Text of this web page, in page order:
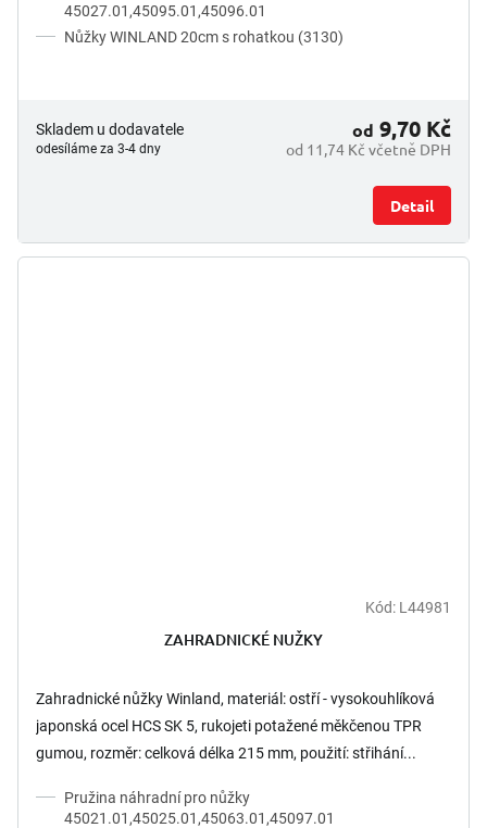
45027.01,45095.01,45096.01
Nůžky WINLAND 20cm s rohatkou (3130)
Skladem u dodavatele
odesíláme za 3-4 dny od 11,74 Kč včetně DPH
od 9,70 Kč
Detail
Kód: L44981
ZAHRADNICKÉ NUŽKY
Zahradnické nůžky Winland, materiál: ostří - vysokouhlíková
japonská ocel HCS SK 5, rukojeti potažené měkčenou TPR
gumou, rozměr: celková délka 215 mm, použití: střihání...
Pružina náhradní pro nůžky
45021.01,45025.01,45063.01,45097.01